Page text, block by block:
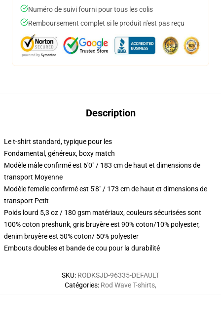
Numéro de suivi fourni pour tous les colis
Remboursement complet si le produit n'est pas reçu
Description
Le t-shirt standard, typique pour les
Fondamental, généreux, boxy match
Modèle mâle confirmé est 6'0" / 183 cm de haut et dimensions de
transport Moyenne
Modèle femelle confirmé est 5'8" / 173 cm de haut et dimensions de
transport Petit
Poids lourd 5,3 oz / 180 gsm matériaux, couleurs sécurisées sont
100% coton preshunk, gris bruyère est 90% coton/10% polyester,
denim bruyère est 50% coton/ 50% polyester
Embouts doubles et bande de cou pour la durabilité
SKU: RODKSJD-96335-DEFAULT
Catégories: Rod Wave T-shirts,